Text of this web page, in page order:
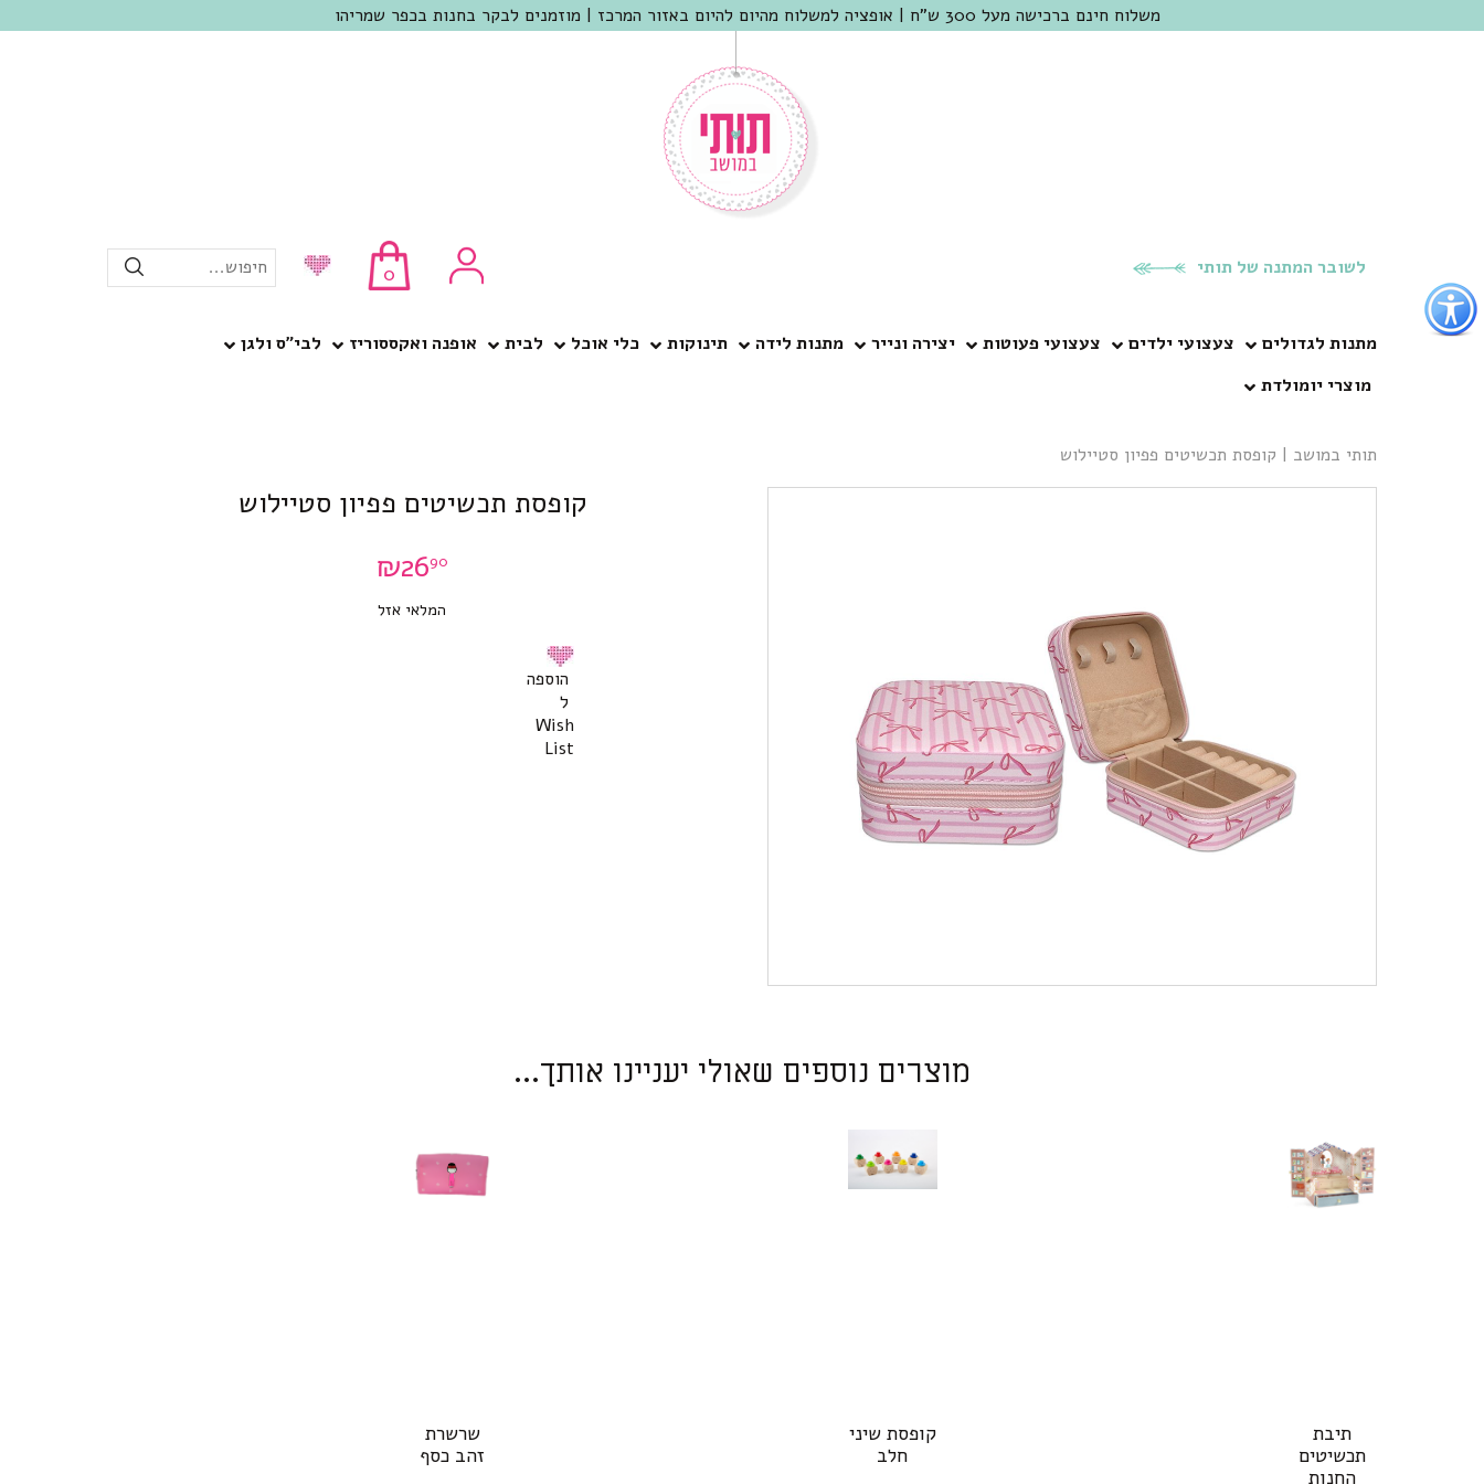
כפתור
לפתיחת
תפריט
נגישות
משלוח חינם ברכישה מעל 300 ש"ח | אופציה למשלוח מהיום להיום באזור המרכז | מוזמנים לבקר בחנות בכפר שמריהו
לשובר המתנה של תותי 0 חיפוש...
מתנות לגדולים צעצועי ילדים צעצועי פעוטות יצירה ונייר מתנות לידה תינוקות כלי אוכל לבית אופנה ואקססוריז
לבי”ס ולגן
מוצרי יומולדת
תותי במושב | קופסת תכשיטים פפיון סטיילוש
קופסת תכשיטים פפיון סטיילוש
₪2690
המלאי אזל
הוספה
ל
Wish
List
מוצרים נוספים שאולי יעניינו אותך...
תיבת
תכשיטים
החנות
קופסת שיני
חלב
שרשרת
זהב כסף